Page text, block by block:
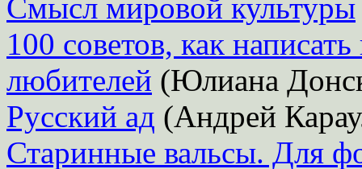
Смысл мировой культуры
100 советов, как
любителей (Юлиана
Русский ад (Андрей
Старинные вальсы. Для